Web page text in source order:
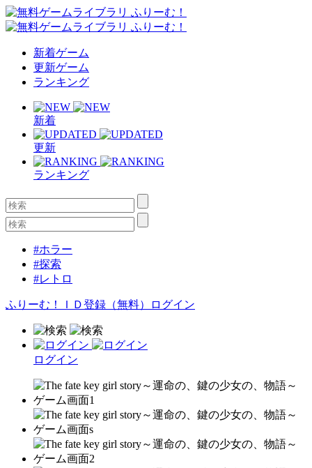
新着ゲーム
更新ゲーム
ランキング
新着
更新
ランキング
#ホラー
#探索
#レトロ
ふりーむ！ＩＤ登録（無料） ログイン
ログイン